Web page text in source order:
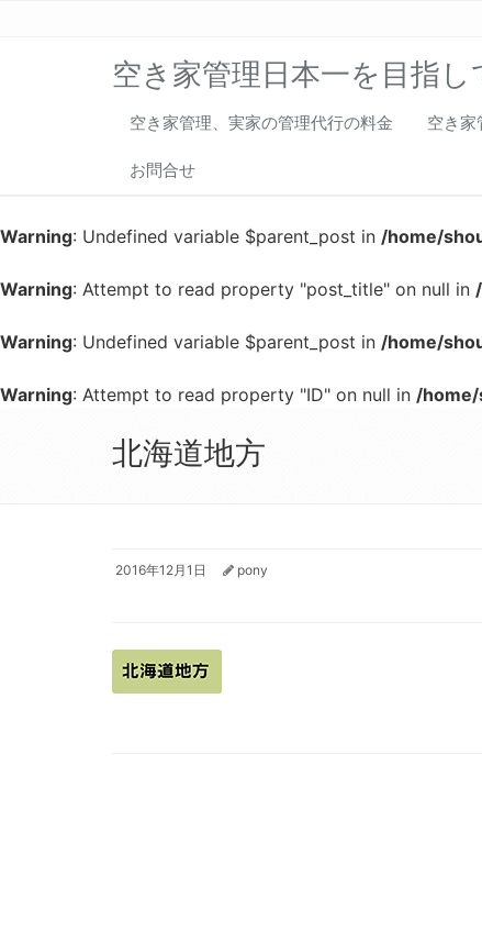
空き家管理日本一を目指し
空き家管理、実家の管理代行の料金 空き家
お問合せ
Warning: Undefined variable $parent_post in /home/
Warning: Attempt to read property "post_title" on null in
Warning: Undefined variable $parent_post in /home/
Warning: Attempt to read property "ID" on null in /
北海道地方
2016年12月1日 pony